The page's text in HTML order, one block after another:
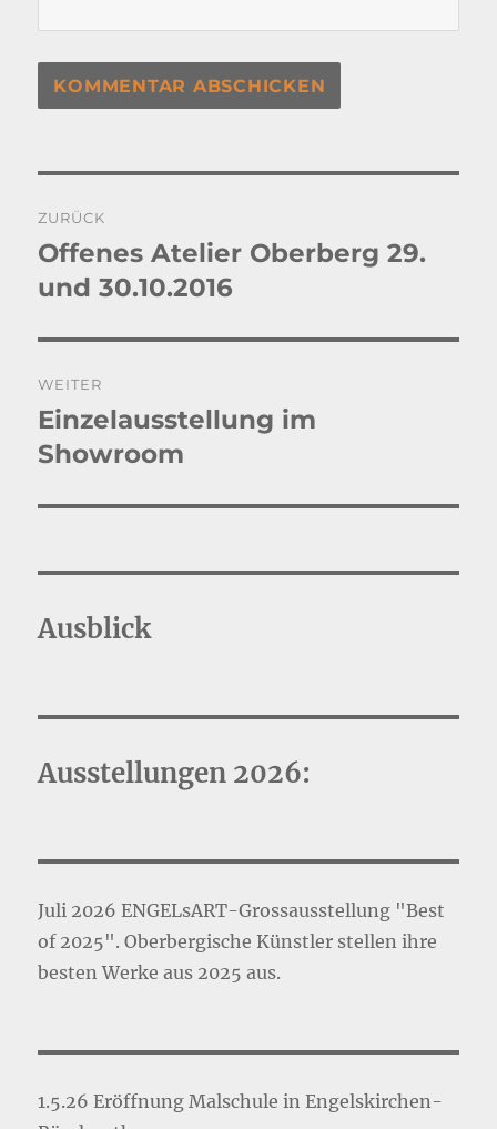
ZURÜCK
Vorheriger
Beitrag:
Offenes Atelier Oberberg 29.
und 30.10.2016
WEITER
Nächster
Beitrag:
Einzelausstellung im
Showroom
Ausblick
Ausstellungen 2026:
Juli 2026 ENGELsART-Grossausstellung "Best
of 2025". Oberbergische Künstler stellen ihre
besten Werke aus 2025 aus.
1.5.26 Eröffnung Malschule in Engelskirchen-